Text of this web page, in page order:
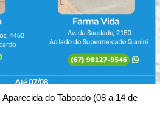
do Taboado (08 a 14 de